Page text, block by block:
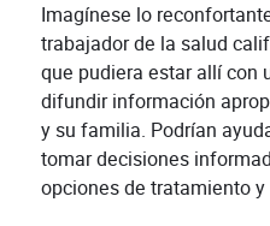
Imagínese lo
trabajador de la salud
que pudiera estar allí con
difundir información
y su familia. Podrían
tomar decisiones
opciones de tratamiento